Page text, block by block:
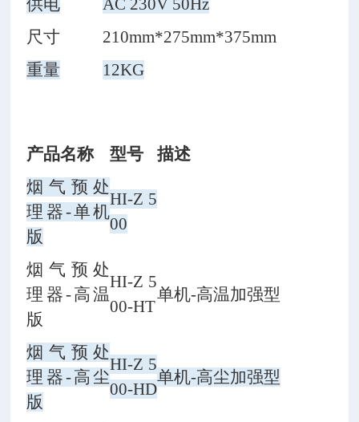
尺寸
210mm*275mm*375mm
重量
12KG
产品名称 型号
描述
烟气预处
理器-单机
版
HI-Z 5
00
烟气预处
理器-高温
版
HI-Z 5
00-HT
单机-高温加强型
烟气预处
理器-高尘
版
HI-Z 5
00-HD
单机-高尘加强型